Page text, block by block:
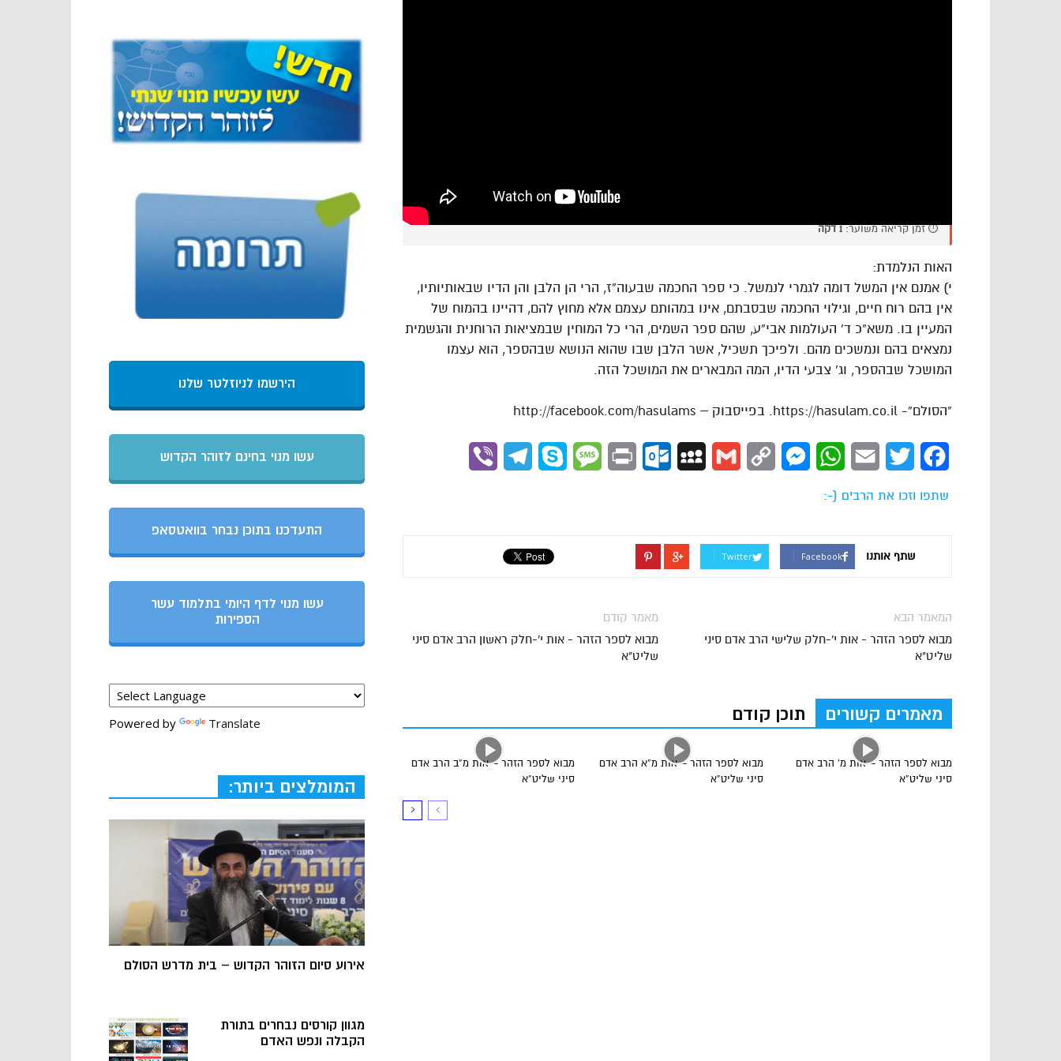
⏱️ זמן קריאה משוער:1 דקה
האות הנלמדת:
י) אמנם אין המשל דומה לגמרי לנמשל. כי ספר החכמה שבעוה”ז, הרי הן הלבן והן הדיו שבאותיותיו,
אין בהם רוח חיים, וגילוי החכמה שבסבתם, אינו במהותם עצמם אלא מחוץ להם, דהיינו בהמוח של
המעיין בו. משא”כ ד’ העולמות אבי”ע, שהם ספר השמים, הרי כל המוחין שבמציאות הרוחנית והגשמית
נמצאים בהם ונמשכים מהם. ולפיכך תשכיל, אשר הלבן שבו שהוא הנושא שבהספר, הוא עצמו
המושכל שבהספר, וג’ צבעי הדיו, המה המבארים את המושכל הזה.
“הסולם”- https://hasulam.co.il. בפייסבוק – http://facebook.com/hasulams
Facebook
Twitter
Email
WhatsApp
Messenger
Copy
Gmail
MySpace
Outlook.com
Print
Message
Skype
Telegram
שתפו וזכו את הרבים (-:
שתף אותנו Facebook
Twitter
מאמר קודם
מבוא לספר הזהר - אות י'-חלק ראשון הרב אדם סיני
שליט"א
המאמר הבא
מבוא לספר הזהר - אות י'-חלק שלישי הרב אדם סיני
שליט"א
מאמרים קשורים תוכן קודם
מבוא לספר הזהר – אות מ”ב הרב אדם
סיני שליט”א
מבוא לספר הזהר – אות מ”א הרב אדם
סיני שליט”א
מבוא לספר הזהר – אות מ’ הרב אדם
סיני שליט”א
הירשמו לניוזלטר שלנו
עשו מנוי בחינם לזוהר הקדוש
התעדכנו בתוכן נבחר בוואטסאפ
עשו מנוי לדף היומי בתלמוד עשר
הספירות
Powered by Translate
המומלצים ביותר:
אירוע סיום הזוהר הקדוש – בית מדרש הסולם
מגוון קורסים נבחרים בתורת
הקבלה ונפש האדם